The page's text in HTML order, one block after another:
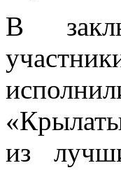
В
из